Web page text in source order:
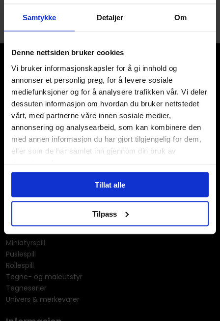
Samtykke Detaljer Om
Denne nettsiden bruker cookies
Vi bruker informasjonskapsler for å gi innhold og
annonser et personlig preg, for å levere sosiale
mediefunksjoner og for å analysere trafikken vår. Vi deler
dessuten informasjon om hvordan du bruker nettstedet
vårt, med partnerne våre innen sosiale medier,
annonsering og analysearbeid, som kan kombinere den
med annen informasjon du har gjort tilgjengelig for dem,
eller som de har samlet inn gjennom din bruk av
Tillat alle
Tilpass
Våre kategorier
Brettspill
Bøker
Godteri, mat & drikke
Klær
KPOP & musikk
Merchandise & effekter
Miniatyrspill
Puslespill
Rollespill
Tegne- og maleutstyr
Tegneserier
Univers & merkevarer